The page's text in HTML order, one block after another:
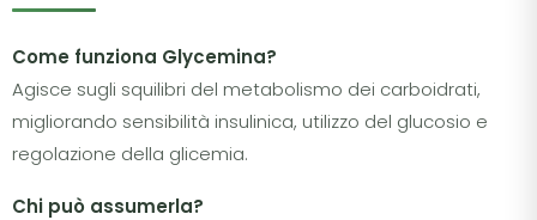
Come funziona Glycemina?
Agisce sugli squilibri del metabolismo dei carboidrati,
migliorando sensibilità insulinica, utilizzo del glucosio e
regolazione della glicemia.
Chi può assumerla?